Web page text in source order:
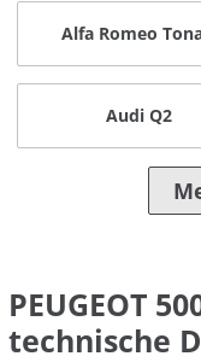
Alfa Romeo
Audi Q2
PEUGEOT
technische